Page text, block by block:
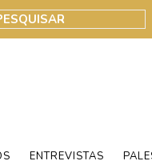
ENTREVISTAS